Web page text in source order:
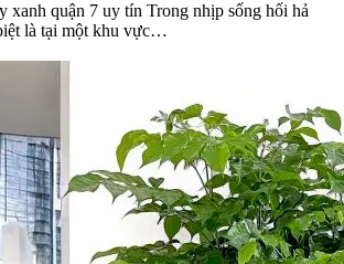
xanh quận 7 uy tín Trong nhịp sống hối hả
là tại một khu vực…